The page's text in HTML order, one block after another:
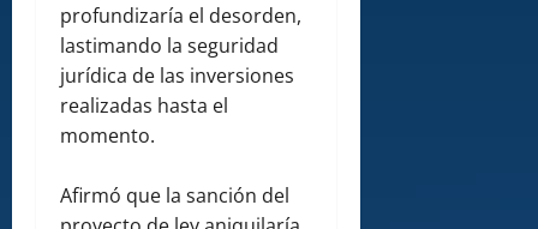
profundizaría el desorden,
lastimando la seguridad
jurídica de las inversiones
realizadas hasta el
momento.
Afirmó que la sanción del